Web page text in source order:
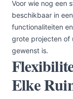
Voor wie nog een
beschikbaar in een
functionaliteiten
grote projecten of
gewenst is.
Elke